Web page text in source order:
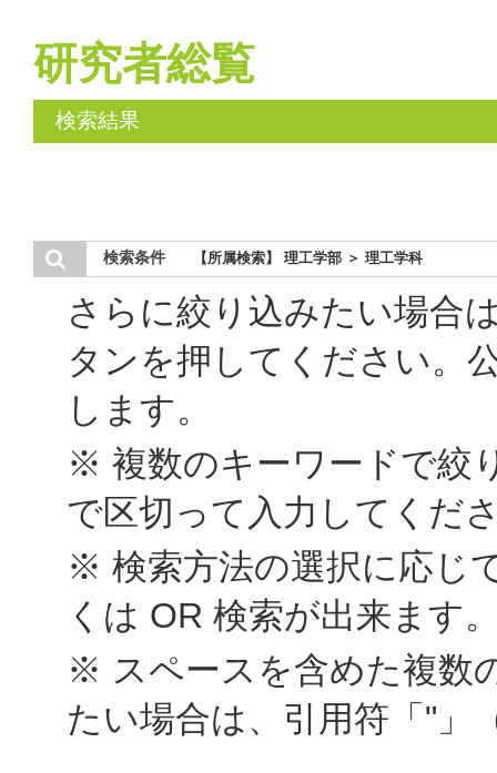
研究者総覧
検索結果
検索条件 【所属検索】 理工学部 ＞ 理工学科
さらに絞り込みたい場合
タンを押してください。
します。
※ 複数のキーワードで絞
で区切って入力してくだ
※ 検索方法の選択に応じ
くは OR 検索が出来ます
※ スペースを含めた複数
たい場合は、引用符「"」